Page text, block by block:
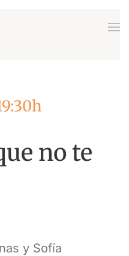
no te
y Sofía